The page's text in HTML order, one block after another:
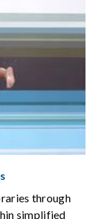
through
simplified